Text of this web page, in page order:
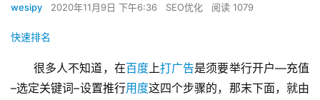
wesipy 2020年11月9日 下午6:36 SEO优化 阅读 1079
快速排名
很多人不知道，在百度上打广告是须要举行开户—充值
–选定关键词–设置推行用度这四个步骤的，那末下面，就由